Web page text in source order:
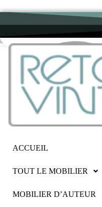
ACCUEIL
TOUT LE MOBILIER
MOBILIER D’AUTEUR